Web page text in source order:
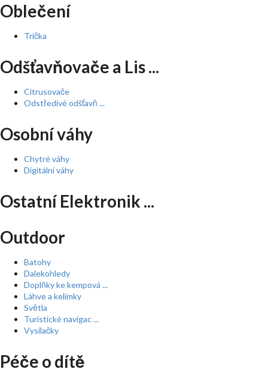
Oblečení
Trička
Odšťavňovače a Lis ...
Citrusovače
Odstředivé odšťavň ...
Osobní váhy
Chytré váhy
Digitální váhy
Ostatní Elektronik ...
Outdoor
Batohy
Dalekohledy
Doplňky ke kempová ...
Láhve a kelímky
Světla
Turistické navigac ...
Vysílačky
Péče o dítě